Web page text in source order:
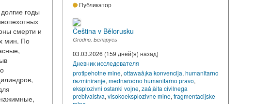
годы
смерти и
мин. По
Публикатор
Čeština v Bělorusku
Grodno, Беларусь
03.03.2026 (159 дней(я) назад)
Дневник исследователя
protipehotne mine, ottawaå¡ka konvencija, humanitarno
razminiranje, mednarodno humanitarno pravo,
eksplozivni ostanki vojne, zaå¡äita civilnega
prebivalstva, visokoeksplozivne mine, fragmentacijske